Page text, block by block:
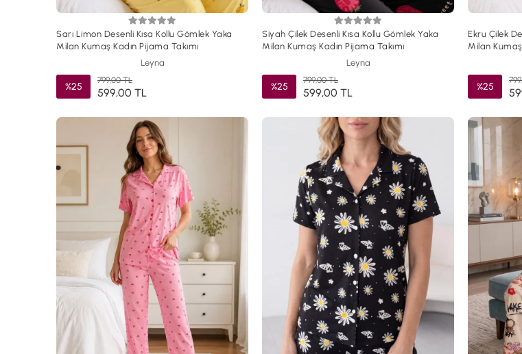
Sarı Limon Desenli Kısa Kollu Gömlek Yaka
Milan Kumaş Kadın Pijama Takımı
Leyna
%25
799,00 TL
599,00 TL
Siyah Çilek Desenli Kısa Kollu Gömlek Yaka
Milan Kumaş Kadın Pijama Takımı
Leyna
%25
799,00 TL
599,00 TL
Ekru Çilek
Milan Kumaş
%25